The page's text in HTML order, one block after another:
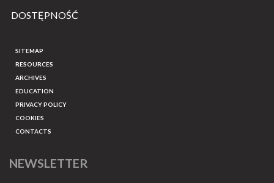
DOSTĘPNOŚĆ
SITEMAP
RESOURCES
ARCHIVES
EDUCATION
PRIVACY POLICY
COOKIES
CONTACTS
NEWSLETTER